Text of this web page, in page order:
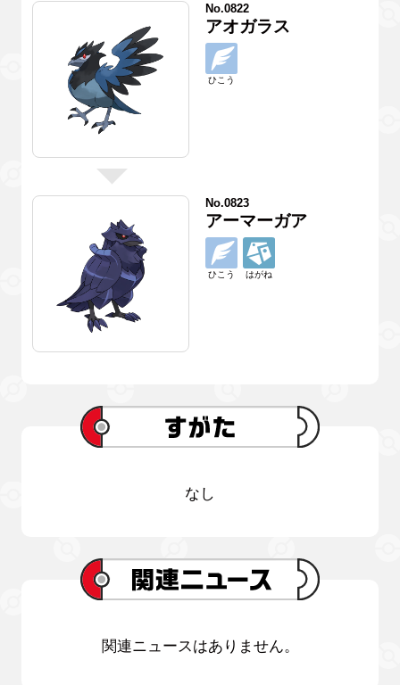
No.0822
アオガラス
ひこう
No.0823
アーマーガア
ひこう はがね
なし
関連ニュースはありません。